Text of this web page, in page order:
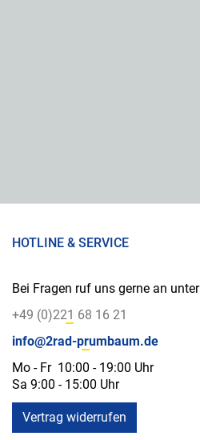
HOTLINE & SERVICE
Bei Fragen ruf uns gerne an unter
+49 (0)221 68 16 21
info@2rad-prumbaum.de
Mo - Fr 10:00 - 19:00 Uhr
Sa 9:00 - 15:00 Uhr
Vertrag widerrufen